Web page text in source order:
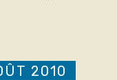
2010